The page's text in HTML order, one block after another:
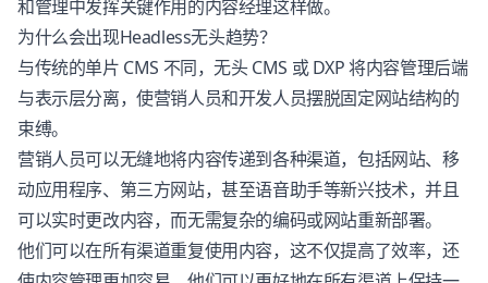
和管理中发挥关键作用的内容经理这样做。
为什么会出现Headless无头趋势？
与传统的单片 CMS 不同，无头 CMS 或DXP将内容管理后端
与表示层分离，使营销人员和开发人员摆脱固定网站结构的
束缚。
营销人员可以无缝地将内容传递到各种渠道，包括网站、移
动应用程序、第三方网站，甚至语音助手等新兴技术，并且
可以实时更改内容，而无需复杂的编码或网站重新部署。
他们可以在所有渠道重复使用内容，这不仅提高了效率，还